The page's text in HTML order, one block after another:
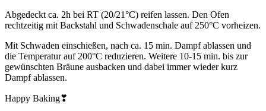
Abgedeckt ca. 2h bei RT (20/21°C) reifen lassen. Den Ofen
rechtzeitig mit Backstahl und Schwadenschale auf 250°C vorheizen.
Mit Schwaden einschießen, nach ca. 15 min. Dampf ablassen und
die Temperatur auf 200°C reduzieren. Weitere 10-15 min. bis zur
gewünschten Bräune ausbacken und dabei immer wieder kurz
Dampf ablassen.
Happy Baking❣